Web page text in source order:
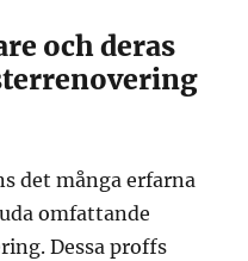
och deras
det många erfarna
omfattande
Dessa proffs